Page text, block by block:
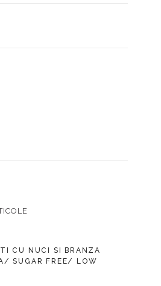
CU NUCI SI BRANZA
SUGAR FREE/ LOW